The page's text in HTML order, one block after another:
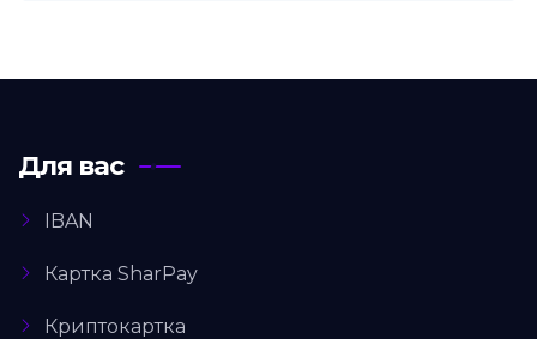
Для вас
IBAN
Картка SharPay
Криптокартка